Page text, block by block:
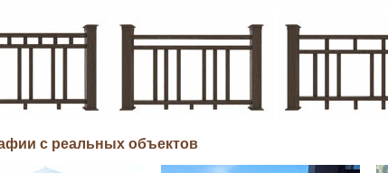
с реальных объектов